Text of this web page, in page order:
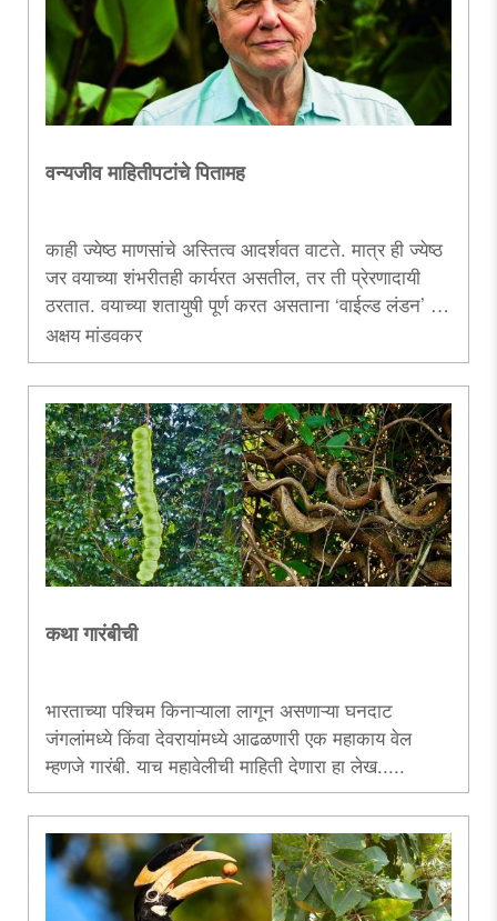
वन्यजीव माहितीपटांचे पितामह
काही ज्येष्ठ माणसांचे अस्तित्व आदर्शवत वाटते. मात्र ही ज्येष्ठ
जर वयाच्या शंभरीतही कार्यरत असतील, तर ती प्रेरणादायी
ठरतात. वयाच्या शतायुषी पूर्ण करत असताना ‘वाईल्ड लंडन’ या
माहितीपटाचे चित्रीकरण करत वन्यजीव प्रबोधनाचा दिवा तेवत
ठेवणारे नाव म्हणजे सर डेव्हिड अ‍ॅटनबरो. त्यांच्याविषयीचा हा
लेख.....
अक्षय मांडवकर
कथा गारंबीची
भारताच्या पश्चिम किनाऱ्याला लागून असणाऱ्या घनदाट
जंगलांमध्ये किंवा देवरायांमध्ये आढळणारी एक महाकाय वेल
म्हणजे गारंबी. याच महावेलीची माहिती देणारा हा लेख.....